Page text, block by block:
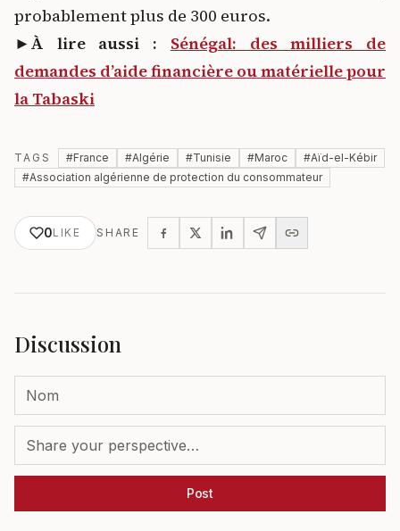
probablement plus de 300 euros.
►À lire aussi
:
Sénégal: des milliers de
demandes d’aide financière ou matérielle pour
la Tabaski
TAGS #France #Algérie #Tunisie #Maroc #Aïd-el-Kébir
#Association algérienne de protection du consommateur
0LIKE SHARE
Discussion
Post